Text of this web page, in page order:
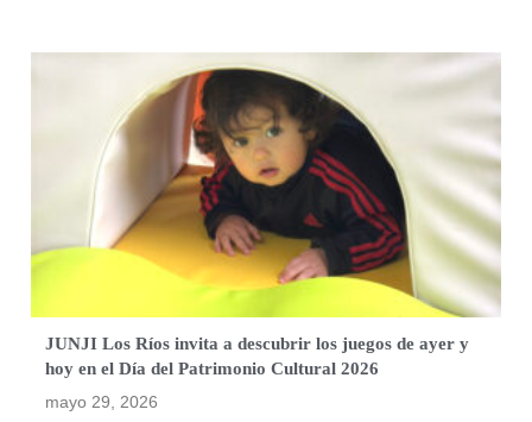
JUNJI Los Ríos invita a descubrir los juegos de ayer y
hoy en el Día del Patrimonio Cultural 2026
mayo 29, 2026